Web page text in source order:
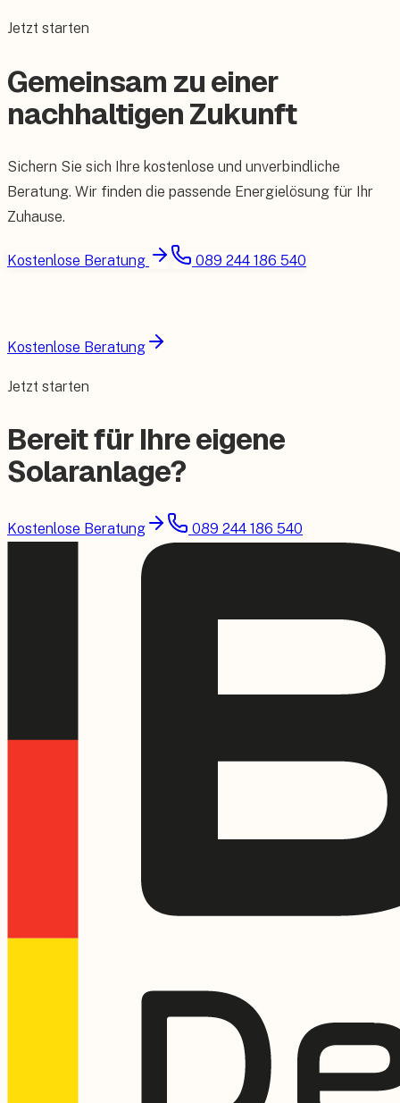
Jetzt starten
Gemeinsam zu einer
nachhaltigen Zukunft
Sichern Sie sich Ihre kostenlose und unverbindliche
Beratung. Wir finden die passende Energielösung für Ihr
Zuhause.
Kostenlose Beratung 089 244 186 540
Kostenlose Beratung
Jetzt starten
Bereit für Ihre eigene
Solaranlage?
Kostenlose Beratung 089 244 186 540